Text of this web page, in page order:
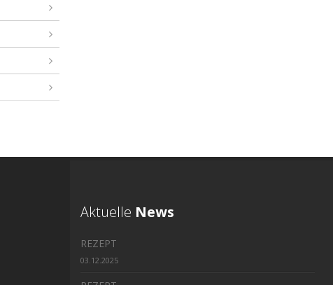
Aktuelle News
REZEPT
03.12.2025